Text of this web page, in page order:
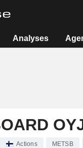
Analyses
Actions METSB